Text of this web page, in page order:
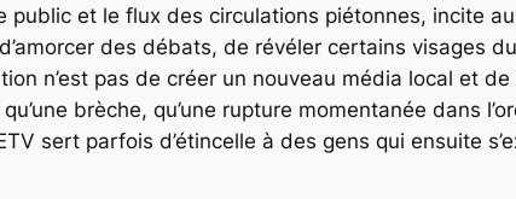
public et le flux des circulations piétonnes, incite
des débats, de révéler certains visages
n’est pas de créer un nouveau média local et
brèche, qu’une rupture momentanée dans
sert parfois d’étincelle à des gens qui ensuite